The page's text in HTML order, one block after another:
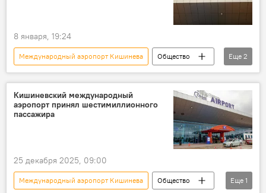
8 января, 19:24
Международный аэропорт Кишинева
Общество
В Молдове
задержка рейсов
Еще 2
Кишиневский международный
аэропорт принял шестимиллионного
пассажира
25 декабря 2025, 09:00
Международный аэропорт Кишинева
Общество
Еще 1